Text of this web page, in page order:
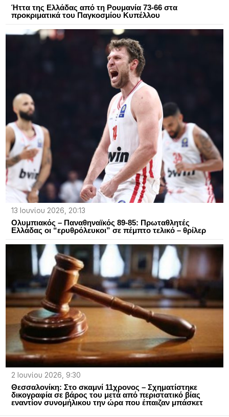
Ήττα της Ελλάδας από τη Ρουμανία 73-66 στα
προκριματικά του Παγκοσμίου Κυπέλλου
13 Ιουνίου 2026, 20:13
Ολυμπιακός – Παναθηναϊκός 89-85: Πρωταθλητές
Ελλάδας οι “ερυθρόλευκοι” σε πέμπτο τελικό – θρίλερ
2 Ιουνίου 2026, 9:30
Θεσσαλονίκη: Στο σκαμνί 11χρονος – Σχηματίστηκε
δικογραφία σε βάρος του μετά από περιστατικό βίας
εναντίον συνομήλικου την ώρα που έπαιζαν μπάσκετ